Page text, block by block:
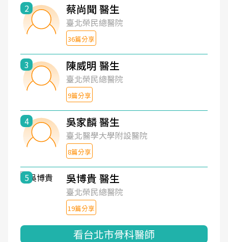
2 蔡尚聞 醫生
臺北榮民總醫院
36篇分享
3 陳威明 醫生
臺北榮民總醫院
9篇分享
4 吳家麟 醫生
臺北醫學大學附設醫院
8篇分享
5 吳博貴 醫生
臺北榮民總醫院
19篇分享
看台北市骨科醫師